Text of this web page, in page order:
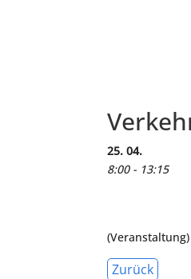
25. 04.
8:00 - 13:15
(Veranstaltung)
Zurück